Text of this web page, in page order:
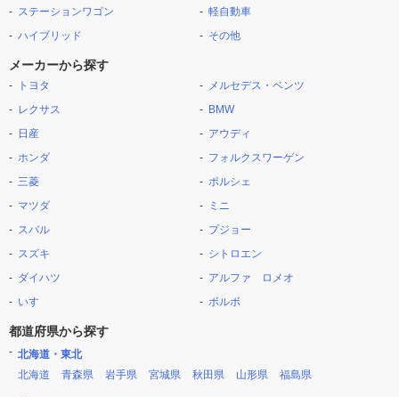
ステーションワゴン
ハイブリッド
軽自動車
その他
メーカーから探す
トヨタ
レクサス
日産
ホンダ
三菱
マツダ
スバル
スズキ
ダイハツ
いすゞ
メルセデス・ベンツ
BMW
アウディ
フォルクスワーゲン
ポルシェ
ミニ
プジョー
シトロエン
アルファ ロメオ
ボルボ
都道府県から探す
北海道・東北
北海道
青森県 岩手県 宮城県 秋田県 山形県 福島県